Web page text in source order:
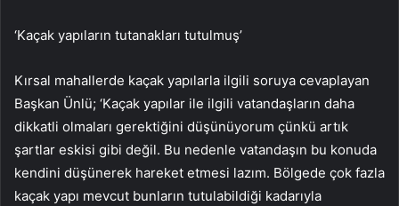
‘Kaçak yapıların tutanakları tutulmuş’
Kırsal mahallerde kaçak yapılarla ilgili soruya cevaplayan
Başkan Ünlü; ‘Kaçak yapılar ile ilgili vatandaşların daha
dikkatli olmaları gerektiğini düşünüyorum çünkü artık
şartlar eskisi gibi değil. Bu nedenle vatandaşın bu konuda
kendini düşünerek hareket etmesi lazım. Bölgede çok fazla
kaçak yapı mevcut bunların tutulabildiği kadarıyla